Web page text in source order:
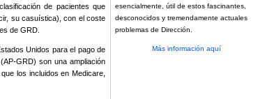
de pacientes que
su casuística), con el coste
de GRD.
Unidos para el pago de
GRD) son una ampliación
los incluidos en Medicare,
esencialmente, útil de estos fascinantes,
desconocidos y tremendamente actuales
problemas de Dirección.
Más información aquí